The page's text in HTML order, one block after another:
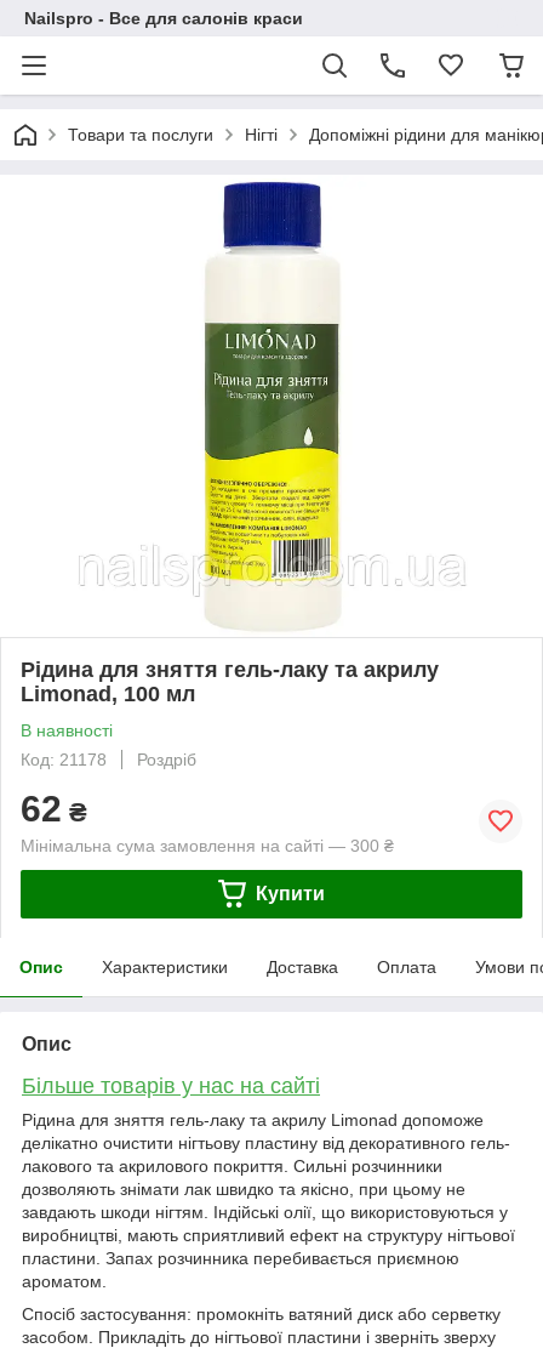
Nailspro - Все для салонів краси
Товари та послуги Нігті Допоміжні рідини для
Рідина для зняття гель-лаку та акрилу
Limonad, 100 мл
В наявності
Код: 21178
Роздріб
62 ₴
Мінімальна сума замовлення на сайті — 300 ₴
Купити
Опис Характеристики Доставка Оплата Умови
Опис
Більше товарів у нас на сайті
Рідина для зняття гель-лаку та акрилу Limonad допоможе
делікатно очистити нігтьову пластину від декоративного гель-
лакового та акрилового покриття. Сильні розчинники
дозволяють знімати лак швидко та якісно, при цьому не
завдають шкоди нігтям. Індійські олії, що використовуються у
виробництві, мають сприятливий ефект на структуру нігтьової
пластини. Запах розчинника перебивається приємною
ароматом.
Спосіб застосування: промокніть ватяний диск або серветку
засобом. Прикладіть до нігтьової пластини і зверніть зверху